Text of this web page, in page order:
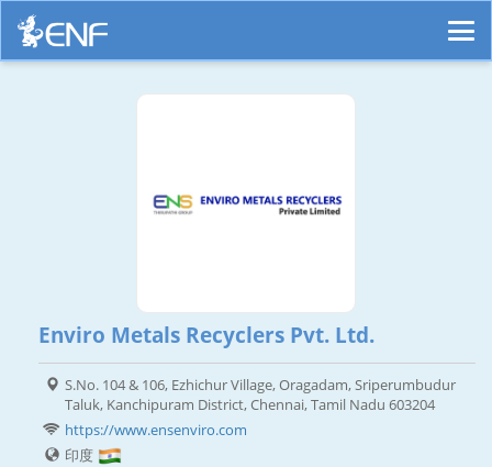
Enviro Metals Recyclers Pvt. Ltd.
S.No. 104 & 106, Ezhichur Village, Oragadam, Sriperumbudur
Taluk, Kanchipuram District, Chennai, Tamil Nadu 603204
https://www.ensenviro.com
印度